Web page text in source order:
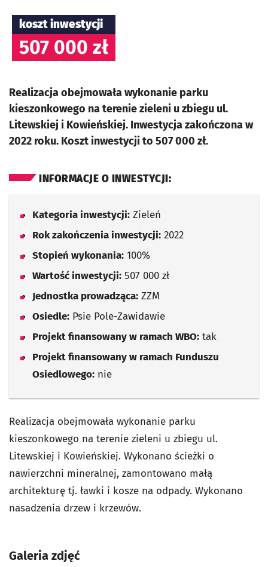
koszt inwestycji
507 000 zł
Realizacja obejmowała wykonanie parku
kieszonkowego na terenie zieleni u zbiegu ul.
Litewskiej i Kowieńskiej. Inwestycja zakończona w
2022 roku. Koszt inwestycji to 507 000 zł.
INFORMACJE O INWESTYCJI:
Kategoria inwestycji: Zieleń
Rok zakończenia inwestycji: 2022
Stopień wykonania: 100%
Wartość inwestycji: 507 000 zł
Jednostka prowadząca: ZZM
Osiedle: Psie Pole-Zawidawie
Projekt finansowany w ramach WBO: tak
Projekt finansowany w ramach Funduszu
Osiedlowego: nie
Realizacja obejmowała wykonanie parku
kieszonkowego na terenie zieleni u zbiegu ul.
Litewskiej i Kowieńskiej. Wykonano ścieżki o
nawierzchni mineralnej, zamontowano małą
architekturę tj. ławki i kosze na odpady. Wykonano
nasadzenia drzew i krzewów.
Galeria zdjęć